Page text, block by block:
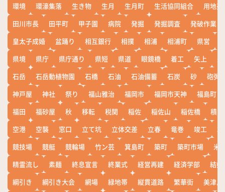
環境
環濠集落 生き物 生月 生月町 生活協同組合
用地売
田川市長
田平町 甲子園 病院 発掘 発掘調査
発破作業
皇太子成婚
盆踊り 相互銀行 相撲 相浦 相浦町 県営
県境
県庁 県庁通り 県短 県道 眼鏡橋 着工 矢上
石岳
石岳動植物園 石橋 石油 石油備蓄 石炭 砂
砲弾
神戸屋
神社 祭り 福山雅治 福岡市 福岡市天神
福島町
福田
福砂屋 秋 移転 税関 稲佐 稲佐山 稲佐橋
積雪
空港
空襲 窓口 立て坑 立体交差 立春 竜巻 竣工
競技場
競艇 競輪場 竹ン芸 箕島町 築町 築町市場
米
精霊流し
素麺 終息宣言 終業式 経営再建 経済学部
結婚
綱引き
綱引き大会 網場 緑地帯 縦貫道路 繁華街
美津島